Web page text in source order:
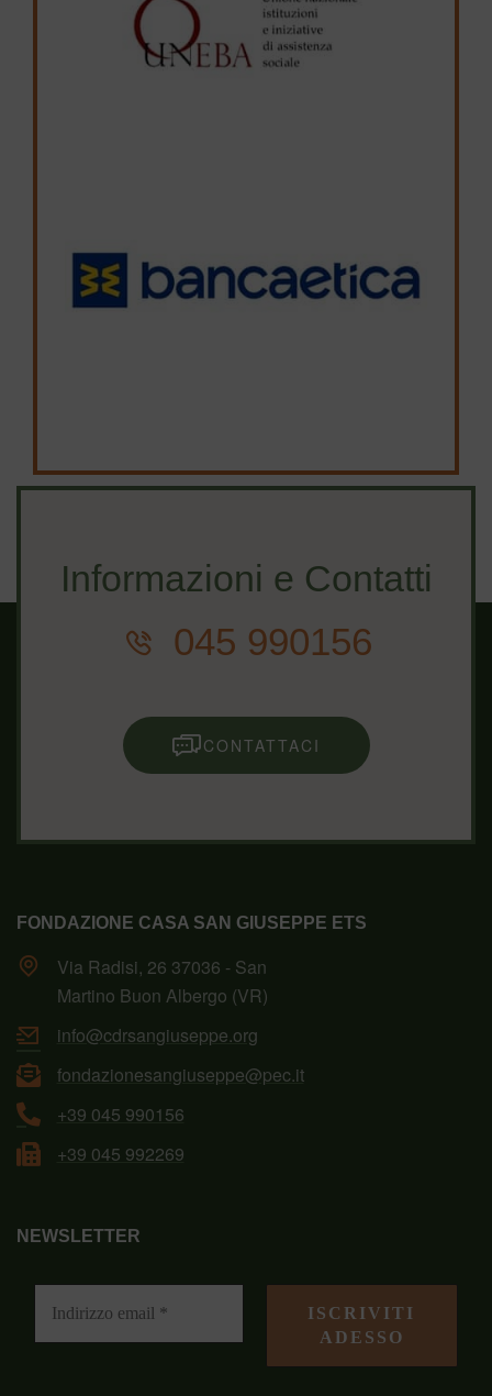
Informazioni e Contatti
045 990156
CONTATTACI
FONDAZIONE CASA SAN GIUSEPPE ETS
Via Radisi, 26 37036 - San
Martino Buon Albergo (VR)
info@cdrsangiuseppe.org
fondazionesangiuseppe@pec.it
+39 045 990156
+39 045 992269
NEWSLETTER